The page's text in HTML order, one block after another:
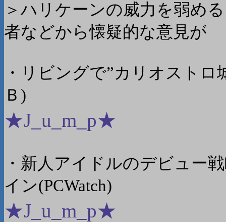
＞ハリケーンの威力を弱め
者などから懐疑的な意見が
・リビングで”カリオスト
Ｂ)
★J_u_m_p★
・新人アイドルのデビュー
イン(PCWatch)
★J_u_m_p★